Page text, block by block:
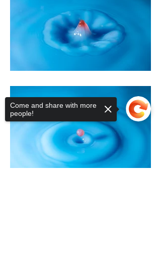
Come and share with more
people!